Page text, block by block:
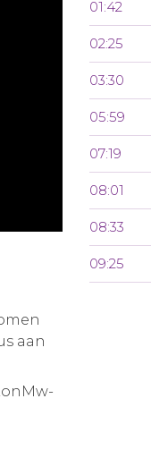
01:42
02:25
03:30
05:59
07:19
08:01
08:33
09:25
aan